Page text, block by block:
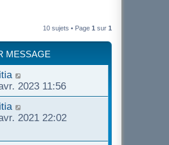
10 sujets • Page 1 sur 1
MESSAGE
2023 11:56
2021 22:02